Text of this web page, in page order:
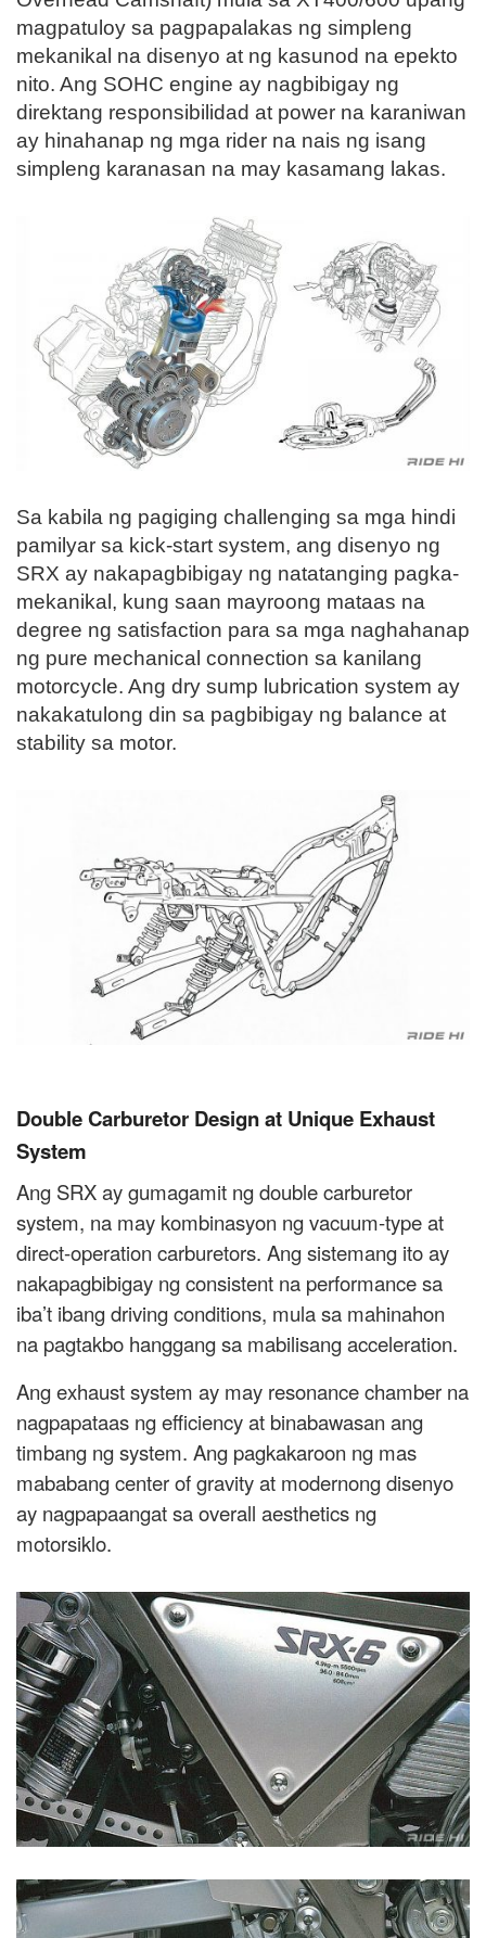
magpatuloy sa pagpapalakas ng simpleng
mekanikal na disenyo at ng kasunod na epekto
nito. Ang SOHC engine ay nagbibigay ng
direktang responsibilidad at power na karaniwan
ay hinahanap ng mga rider na nais ng isang
simpleng karanasan na may kasamang lakas.
Sa kabila ng pagiging challenging sa mga hindi
pamilyar sa kick-start system, ang disenyo ng
SRX ay nakapagbibigay ng natatanging pagka-
mekanikal, kung saan mayroong mataas na
degree ng satisfaction para sa mga naghahanap
ng pure mechanical connection sa kanilang
motorcycle. Ang dry sump lubrication system ay
nakakatulong din sa pagbibigay ng balance at
stability sa motor.
Double Carburetor Design at Unique Exhaust
System
Ang SRX ay gumagamit ng double carburetor
system, na may kombinasyon ng vacuum-type at
direct-operation carburetors. Ang sistemang ito ay
nakapagbibigay ng consistent na performance sa
iba’t ibang driving conditions, mula sa mahinahon
na pagtakbo hanggang sa mabilisang acceleration.
Ang exhaust system ay may resonance chamber na
nagpapataas ng efficiency at binabawasan ang
timbang ng system. Ang pagkakaroon ng mas
mababang center of gravity at modernong disenyo
ay nagpapaangat sa overall aesthetics ng
motorsiklo.